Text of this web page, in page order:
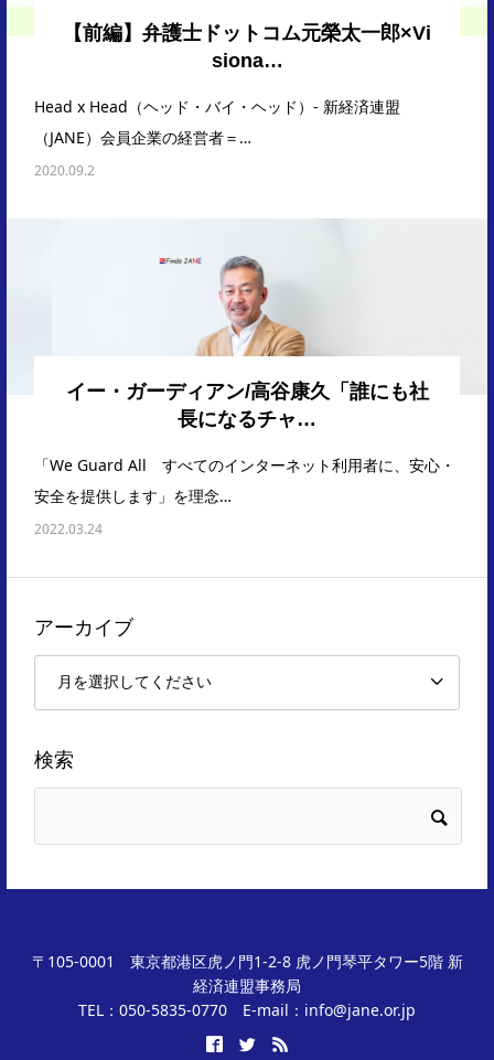
【前編】弁護士ドットコム元榮太一郎×Vi
siona…
Head x Head（ヘッド・バイ・ヘッド）- 新経済連盟
（JANE）会員企業の経営者＝…
2020.09.2
イー・ガーディアン/高谷康久「誰にも社
長になるチャ…
「We Guard All すべてのインターネット利用者に、安心・
安全を提供します」を理念…
2022.03.24
アーカイブ
検索
〒105-0001 東京都港区虎ノ門1-2-8 虎ノ門琴平タワー5階 新
経済連盟事務局
TEL：050-5835-0770 E-mail：info@jane.or.jp